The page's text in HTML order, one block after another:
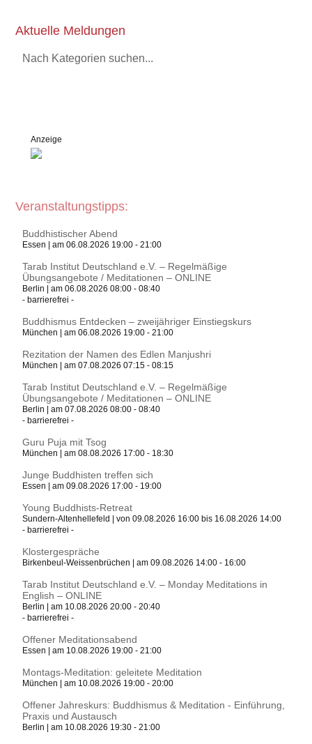
Aktuelle Meldungen
Nach Kategorien suchen...
Anzeige
Veranstaltungstipps:
Buddhistischer Abend
Essen | am 06.08.2026 19:00 - 21:00
Tarab Institut Deutschland e.V. – Regelmäßige
Übungsangebote / Meditationen – ONLINE
Berlin | am 06.08.2026 08:00 - 08:40
- barrierefrei -
Buddhismus Entdecken – zweijähriger Einstiegskurs
München | am 06.08.2026 19:00 - 21:00
Rezitation der Namen des Edlen Manjushri
München | am 07.08.2026 07:15 - 08:15
Tarab Institut Deutschland e.V. – Regelmäßige
Übungsangebote / Meditationen – ONLINE
Berlin | am 07.08.2026 08:00 - 08:40
- barrierefrei -
Guru Puja mit Tsog
München | am 08.08.2026 17:00 - 18:30
Junge Buddhisten treffen sich
Essen | am 09.08.2026 17:00 - 19:00
Young Buddhists-Retreat
Sundern-Altenhellefeld | von 09.08.2026 16:00 bis 16.08.2026 14:00
- barrierefrei -
Klostergespräche
Birkenbeul-Weissenbrüchen | am 09.08.2026 14:00 - 16:00
Tarab Institut Deutschland e.V. – Monday Meditations in
English – ONLINE
Berlin | am 10.08.2026 20:00 - 20:40
- barrierefrei -
Offener Meditationsabend
Essen | am 10.08.2026 19:00 - 21:00
Montags-Meditation: geleitete Meditation
München | am 10.08.2026 19:00 - 20:00
Offener Jahreskurs: Buddhismus & Meditation - Einführung,
Praxis und Austausch
Berlin | am 10.08.2026 19:30 - 21:00